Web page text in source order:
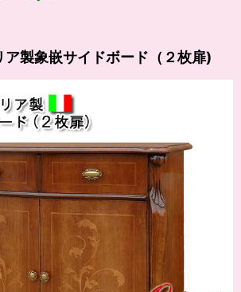
ア製象嵌サイドボード（２枚扉)